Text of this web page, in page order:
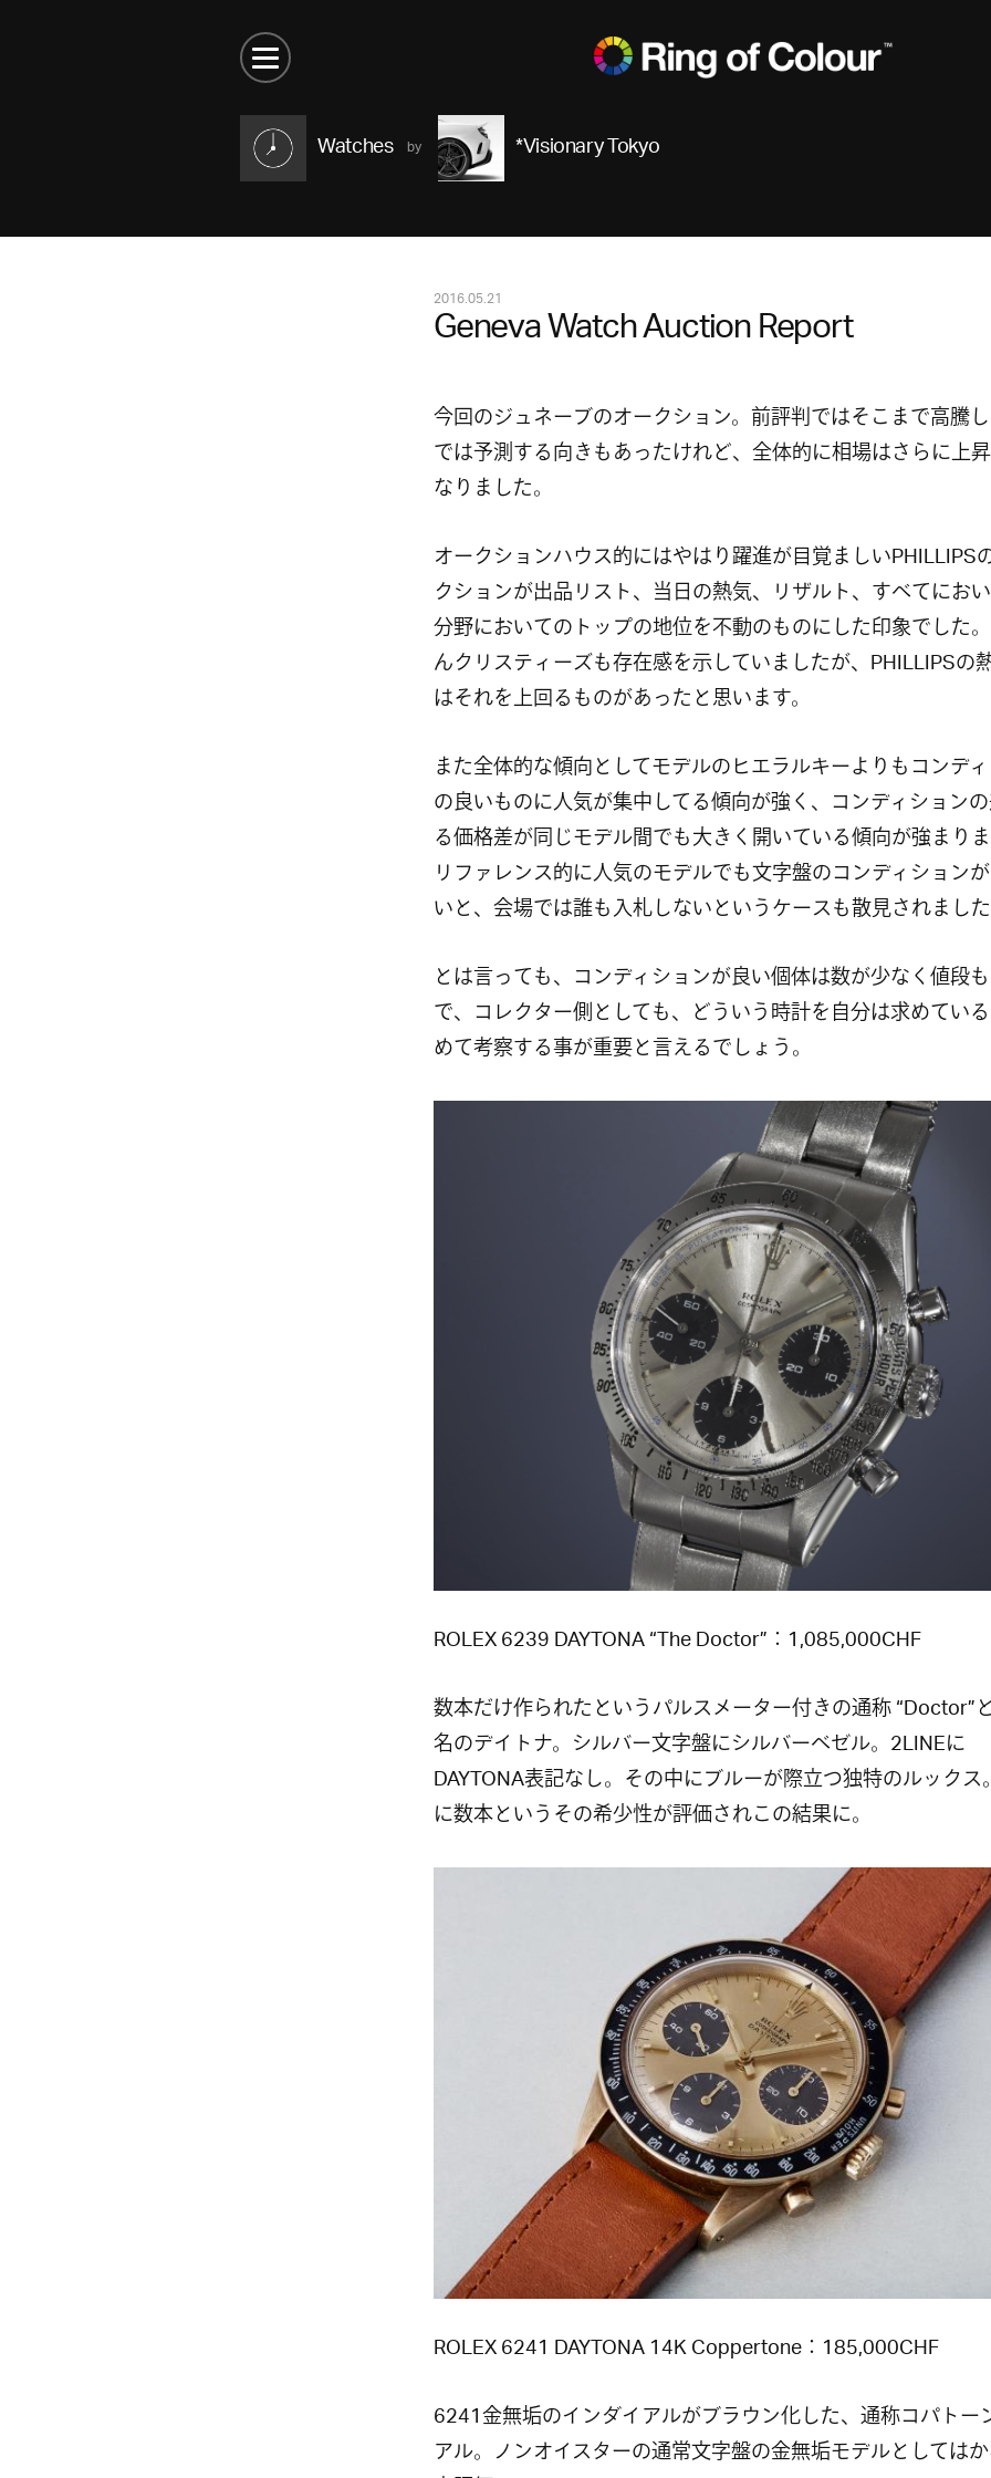
Watches *Visionary Tokyo
2016.05.21
Geneva Watch Auction Report
今回のジュネーブのオークション。前評判ではそこまで高騰
では予測する向きもあったけれど、全体的に相場はさらに上
なりました。
オークションハウス的にはやはり躍進が目覚ましいPHILLIPS
クションが出品リスト、当日の熱気、リザルト、すべてにお
分野においてのトップの地位を不動のものにした印象でした
んクリスティーズも存在感を示していましたが、PHILLIPSの
はそれを上回るものがあったと思います。
また全体的な傾向としてモデルのヒエラルキーよりもコンデ
の良いものに人気が集中してる傾向が強く、コンディション
る価格差が同じモデル間でも大きく開いている傾向が強まり
リファレンス的に人気のモデルでも文字盤のコンディション
いと、会場では誰も入札しないというケースも散見されまし
とは言っても、コンディションが良い個体は数が少なく値段
で、コレクター側としても、どういう時計を自分は求めてい
めて考察する事が重要と言えるでしょう。
ROLEX 6239 DAYTONA “The Doctor”：1,085,000CHF
数本だけ作られたというパルスメーター付きの通称 “Doctor”
名のデイトナ。シルバー文字盤にシルバーベゼル。2LINEに
DAYTONA表記なし。その中にブルーが際立つ独特のルック
に数本というその希少性が評価されこの結果に。
ROLEX 6241 DAYTONA 14K Coppertone：185,000CHF
6241金無垢のインダイアルがブラウン化した、通称コパトー
アル。ノンオイスターの通常文字盤の金無垢モデルとしては